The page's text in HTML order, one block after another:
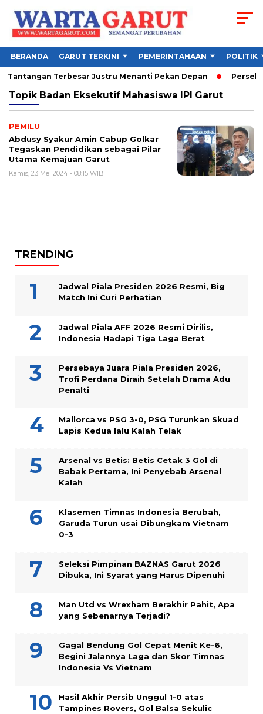
BERANDA GARUT TERKINI PEMERINTAHAAN POLITIK
Terbesar Justru Menanti Pekan Depan
Topik Badan Eksekutif Mahasiswa IPI Garut
PEMILU
Abdusy Syakur Amin Cabup Golkar
Tegaskan Pendidikan sebagai Pilar
Utama Kemajuan Garut
Kamis, 23 Mei 2024 - 08:15 WIB
TRENDING
Jadwal Piala Presiden 2026 Resmi, Big
Match Ini Curi Perhatian
Jadwal Piala AFF 2026 Resmi Dirilis,
Indonesia Hadapi Tiga Laga Berat
Persebaya Juara Piala Presiden 2026,
Trofi Perdana Diraih Setelah Drama Adu
Penalti
Mallorca vs PSG 3-0, PSG Turunkan Skuad
Lapis Kedua lalu Kalah Telak
Arsenal vs Betis: Betis Cetak 3 Gol di
Babak Pertama, Ini Penyebab Arsenal
Kalah
Klasemen Timnas Indonesia Berubah,
Garuda Turun usai Dibungkam Vietnam
0-3
Seleksi Pimpinan BAZNAS Garut 2026
Dibuka, Ini Syarat yang Harus Dipenuhi
Man Utd vs Wrexham Berakhir Pahit, Apa
yang Sebenarnya Terjadi?
Gagal Bendung Gol Cepat Menit Ke-6,
Begini Jalannya Laga dan Skor Timnas
Indonesia Vs Vietnam
Hasil Akhir Persib Unggul 1-0 atas
Tampines Rovers, Gol Balsa Sekulic